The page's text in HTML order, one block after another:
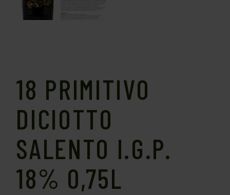
18 PRIMITIVO
DICIOTTO
SALENTO I.G.P.
18% 0,75L